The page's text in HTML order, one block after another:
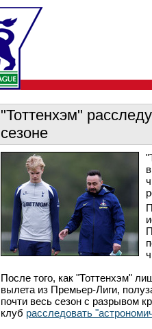
"Тоттенхэм"
сезоне
После того, как "Тоттенхэм"
вылета из Премьер-Лиги,
почти весь сезон с разрывом
клуб расследовать